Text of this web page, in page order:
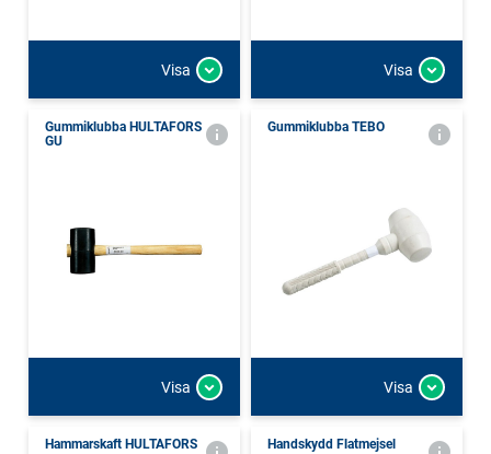
Visa Visa
Gummiklubba HULTAFORS
GU
Visa
Gummiklubba TEBO
Visa
Hammarskaft HULTAFORS Handskydd Flatmejsel